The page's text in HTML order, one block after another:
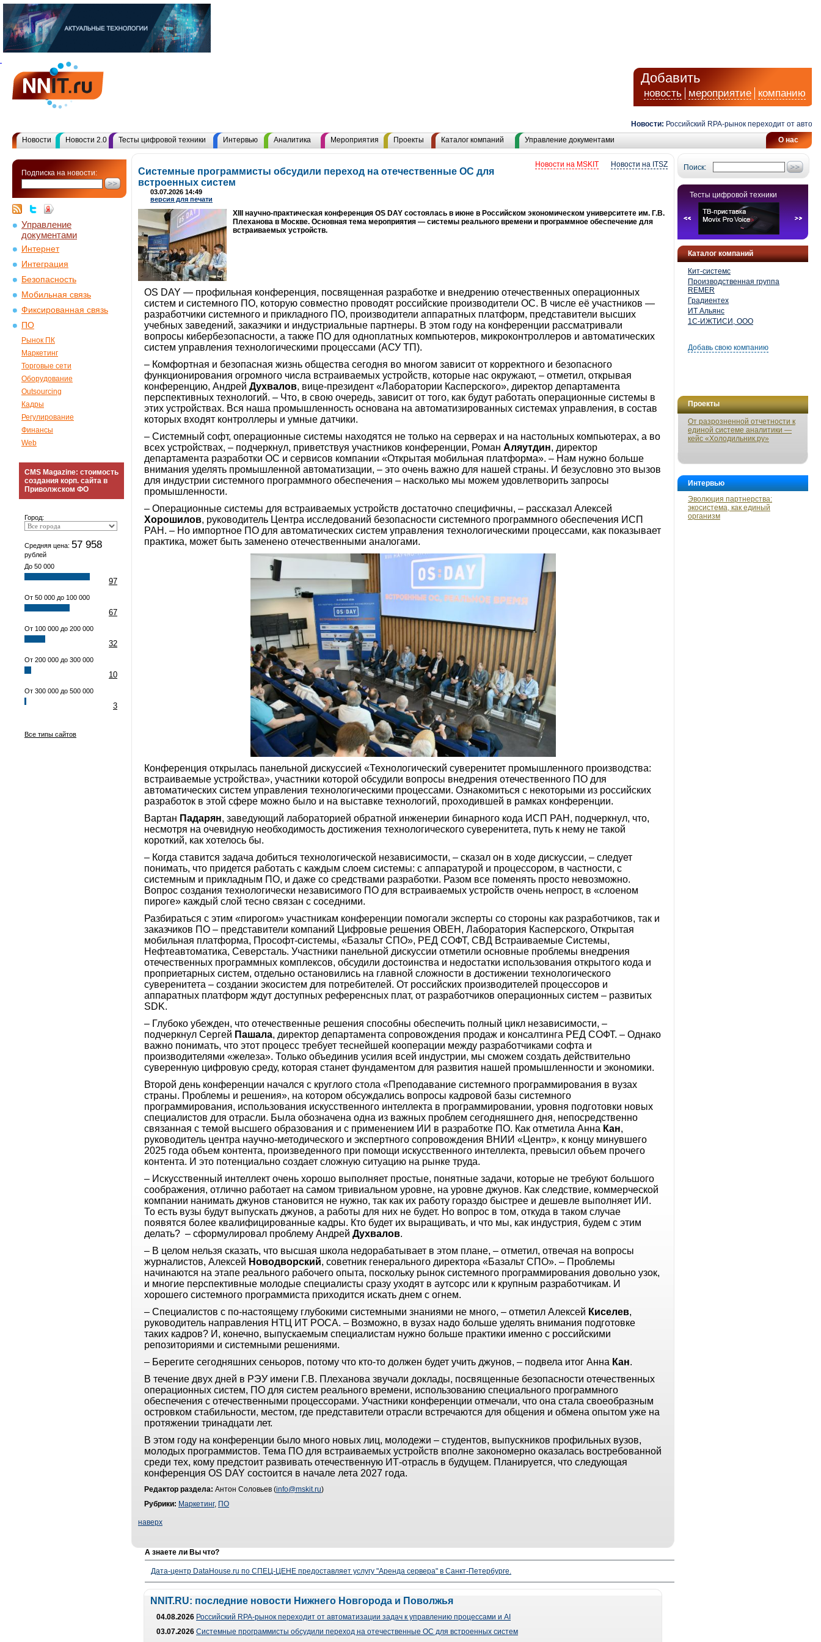
Добавить
новость мероприятие компанию
Новости: Российский RPA-рынок переходит от
О нас
Новости Новости 2.0 Тесты цифровой техники Интервью Аналитика Мероприятия Проекты Каталог компаний Управление документами
Подписка на новости:
Управление
документами
Интернет
Интеграция
Безопасность
Мобильная связь
Фиксированная связь
ПО
Рынок ПК
Маркетинг
Торговые сети
Оборудование
Outsourcing
Кадры
Регулирование
Финансы
Web
CMS Magazine: стоимость
создания корп. сайта в
Приволжском ФО
Город:
Средняя цена: 57 958
рублей
До 50 000
97
От 50 000 до 100 000
67
От 100 000 до 200 000
32
От 200 000 до 300 000
10
От 300 000 до 500 000
3
Все типы сайтов
Поиск:
Тесты цифровой техники
Каталог компаний
Кит-системс
Производственная группа
REMER
Градиентех
ИТ Альянс
1С-ИЖТИСИ, ООО
Добавь свою компанию
Проекты
От разрозненной отчетности к
единой системе аналитики —
кейс «Холодильник.ру»
Интервью
Эволюция партнерства:
экосистема, как единый
организм
Новости на ITSZ
Новости на MSKIT
Системные программисты обсудили переход на отечественные ОС для
встроенных систем
03.07.2026 14:49
версия для печати
XIII научно-практическая конференция OS DAY состоялась в июне в Российском экономическом университете им. Г.В.
Плеханова в Москве. Основная тема мероприятия — системы реального времени и программное обеспечение для
встраиваемых устройств.
OS DAY — профильная конференция, посвященная разработке и внедрению отечественных операционных
систем и системного ПО, которую совместно проводят российские производители ОС. В числе её участников —
разработчики системного и прикладного ПО, производители аппаратных платформ, представители высших
учебных заведений, заказчики и индустриальные партнеры. В этом году на конференции рассматривали
вопросы кибербезопасности, а также ПО для одноплатных компьютеров, микроконтроллеров и автоматических
систем управления технологическими процессами (АСУ ТП).
– Комфортная и безопасная жизнь общества сегодня во многом зависит от корректного и безопасного
функционирования огромного числа встраиваемых устройств, которые нас окружают, – отметил, открывая
конференцию, Андрей Духвалов, вице-президент «Лаборатории Касперского», директор департамента
перспективных технологий. – Что, в свою очередь, зависит от того, как будут работать операционные системы в
этих устройствах. Вся наша промышленность основана на автоматизированных системах управления, в состав
которых входят контроллеры и умные датчики.
– Системный софт, операционные системы находятся не только на серверах и на настольных компьютерах, а во
всех устройствах, – подчеркнул, приветствуя участников конференции, Роман Аляутдин, директор
департамента разработки ОС и сервисов компании «Открытая мобильная платформа». – Нам нужно больше
внимания уделять промышленной автоматизации, – это очень важно для нашей страны. И безусловно это вызов
для индустрии системного программного обеспечения – насколько мы можем удовлетворить запросы
промышленности.
– Операционные системы для встраиваемых устройств достаточно специфичны, – рассказал Алексей
Хорошилов, руководитель Центра исследований безопасности системного программного обеспечения ИСП
РАН. – Но импортное ПО для автоматических систем управления технологическими процессами, как показывает
практика, может быть заменено отечественными аналогами.
Конференция открылась панельной дискуссией «Технологический суверенитет промышленного производства:
встраиваемые устройства», участники которой обсудили вопросы внедрения отечественного ПО для
автоматических систем управления технологическими процессами. Ознакомиться с некоторыми из российских
разработок в этой сфере можно было и на выставке технологий, проходившей в рамках конференции.
Вартан Падарян, заведующий лабораторией обратной инженерии бинарного кода ИСП РАН, подчеркнул, что,
несмотря на очевидную необходимость достижения технологического суверенитета, путь к нему не такой
короткий, как хотелось бы.
– Когда ставится задача добиться технологической независимости, – сказал он в ходе дискуссии, – следует
понимать, что придется работать с каждым слоем системы: с аппаратурой и процессором, в частности, с
системным и прикладным ПО, и даже со средствами разработки. Разом все поменять просто невозможно.
Вопрос создания технологически независимого ПО для встраиваемых устройств очень непрост, в «слоеном
пироге» каждый слой тесно связан с соседними.
Разбираться с этим «пирогом» участникам конференции помогали эксперты со стороны как разработчиков, так и
заказчиков ПО – представители компаний Цифровые решения ОВЕН, Лаборатория Касперского, Открытая
мобильная платформа, Прософт-системы, «Базальт СПО», РЕД СОФТ, СВД Встраиваемые Системы,
Нефтеавтоматика, Северсталь. Участники панельной дискуссии отметили основные проблемы внедрения
отечественных программных комплексов, обсудили достоинства и недостатки использования открытого кода и
проприетарных систем, отдельно остановились на главной сложности в достижении технологического
суверенитета – создании экосистем для потребителей. От российских производителей процессоров и
аппаратных платформ ждут доступных референсных плат, от разработчиков операционных систем – развитых
SDK.
– Глубоко убежден, что отечественные решения способны обеспечить полный цикл независимости, –
подчеркнул Сергей Пашала, директор департамента сопровождения продаж и консалтинга РЕД СОФТ. – Однако
важно понимать, что этот процесс требует теснейшей кооперации между разработчиками софта и
производителями «железа». Только объединив усилия всей индустрии, мы сможем создать действительно
суверенную цифровую среду, которая станет фундаментом для развития нашей промышленности и экономики.
Второй день конференции начался с круглого стола «Преподавание системного программирования в вузах
страны. Проблемы и решения», на котором обсуждались вопросы кадровой базы системного
программирования, использования искусственного интеллекта в программировании, уровня подготовки новых
специалистов для отрасли. Была обозначена одна из важных проблем сегодняшнего дня, непосредственно
связанная с темой высшего образования и с применением ИИ в разработке ПО. Как отметила Анна Кан,
руководитель центра научно-методического и экспертного сопровождения ВНИИ «Центр», к концу минувшего
2025 года объем контента, произведенного при помощи искусственного интеллекта, превысил объем прочего
контента. И это потенциально создает сложную ситуацию на рынке труда.
– Искусственный интеллект очень хорошо выполняет простые, понятные задачи, которые не требуют большого
соображения, отлично работает на самом тривиальном уровне, на уровне джунов. Как следствие, коммерческой
компании нанимать джунов становится не нужно, так как их работу гораздо быстрее и дешевле выполняет ИИ.
То есть вузы будут выпускать джунов, а работы для них не будет. Но вопрос в том, откуда в таком случае
появятся более квалифицированные кадры. Кто будет их выращивать, и что мы, как индустрия, будем с этим
делать? – сформулировал проблему Андрей Духвалов.
– В целом нельзя сказать, что высшая школа недорабатывает в этом плане, – отметил, отвечая на вопросы
журналистов, Алексей Новодворский, советник генерального директора «Базальт СПО». – Проблемы
начинаются на этапе реального рабочего опыта, поскольку рынок системного программирования довольно узок,
и многие перспективные молодые специалисты сразу уходят в аутсорс или к крупным разработчикам. И
хорошего системного программиста приходится искать днем с огнем.
– Специалистов с по-настоящему глубокими системными знаниями не много, – отметил Алексей Киселев,
руководитель направления НТЦ ИТ РОСА. – Возможно, в вузах надо больше уделять внимания подготовке
таких кадров? И, конечно, выпускаемым специалистам нужно больше практики именно с российскими
репозиториями и системными решениями.
– Берегите сегодняшних сеньоров, потому что кто-то должен будет учить джунов, – подвела итог Анна Кан.
В течение двух дней в РЭУ имени Г.В. Плеханова звучали доклады, посвященные безопасности отечественных
операционных систем, ПО для систем реального времени, использованию специального программного
обеспечения с отечественными процессорами. Участники конференции отмечали, что она стала своеобразным
островком стабильности, местом, где представители отрасли встречаются для общения и обмена опытом уже на
протяжении тринадцати лет.
В этом году на конференции было много новых лиц, молодежи – студентов, выпускников профильных вузов,
молодых программистов. Тема ПО для встраиваемых устройств вполне закономерно оказалась востребованной
среди тех, кому предстоит развивать отечественную ИТ-отрасль в будущем. Планируется, что следующая
конференция OS DAY состоится в начале лета 2027 года.
Редактор раздела: Антон Соловьев (info@mskit.ru)
Рубрики: Маркетинг, ПО
наверх
А знаете ли Вы что?
Дата-центр DataHouse.ru по СПЕЦ-ЦЕНЕ предоставляет услугу "Аренда сервера" в Санкт-Петербурге.
NNIT.RU: последние новости Нижнего Новгорода и Поволжья
04.08.2026 Российский RPA-рынок переходит от автоматизации задач к управлению процессами и AI
03.07.2026 Системные программисты обсудили переход на отечественные ОС для встроенных систем